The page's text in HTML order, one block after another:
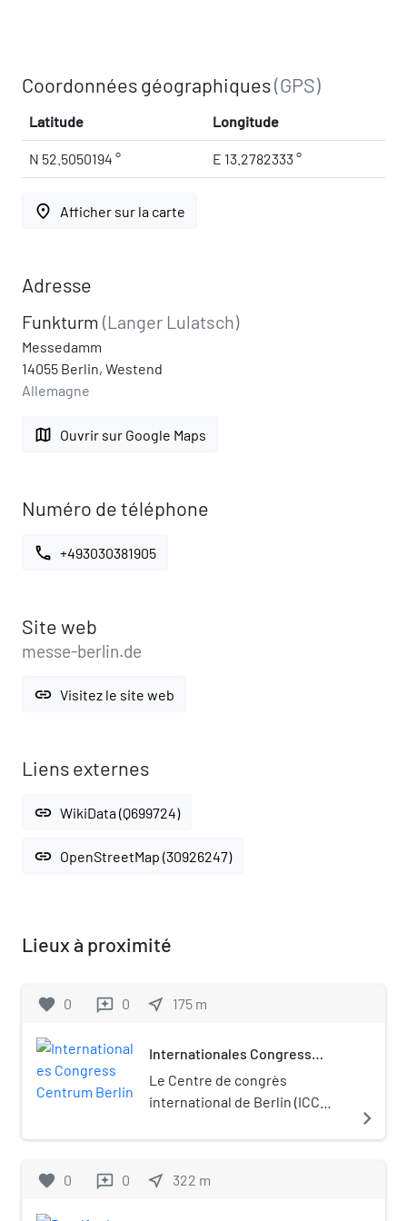
Coordonnées géographiques(GPS)
Latitude Longitude
N 52.5050194 ° E 13.2782333 °
place Afficher sur la carte
Adresse
Funkturm (Langer Lulatsch)
Messedamm
14055 Berlin, Westend
Allemagne
map Ouvrir sur Google Maps
Numéro de téléphone
call +493030381905
Site web
messe-berlin.de
link Visitez le site web
Liens externes
link WikiData (Q699724)
link OpenStreetMap (30926247)
Lieux à proximité
favorite 0 reviews 0 near_me 175 m
Internationales Congress
Le Centre de congrès
international de Berlin (ICC
l'arrondissement
est l’un des plus grands
navigate_next
favorite 0 reviews 0 near_me 322 m